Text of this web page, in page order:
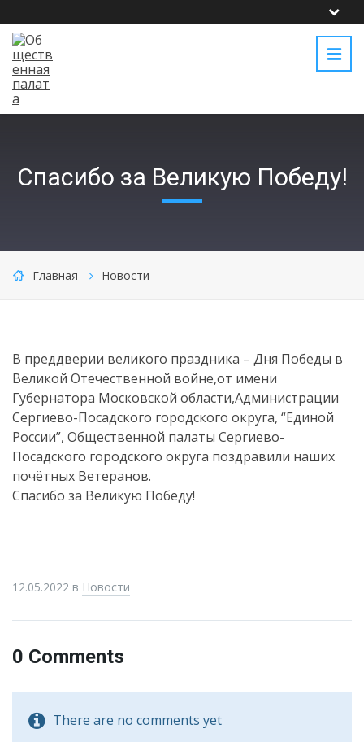
Спасибо за Великую Победу!
Главная Новости
В преддверии великого праздника – Дня Победы в
Великой Отечественной войне,от имени
Губернатора Московской области,Администрации
Сергиево-Посадского городского округа, “Единой
России”, Общественной палаты Сергиево-
Посадского городского округа поздравили наших
почётных Ветеранов.
Спасибо за Великую Победу!
12.05.2022 в Новости
0 Comments
There are no comments yet